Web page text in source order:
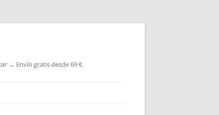
→ Envío gratis desde 69 €.